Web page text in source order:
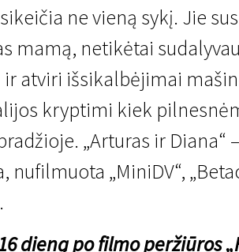
ne vieną sykį. Jie
mamą, netikėtai
atviri išsikalbėjimai
kryptimi kiek
„Arturas ir Diana“
nufilmuota „MiniDV“,
dieną po filmo peržiūros